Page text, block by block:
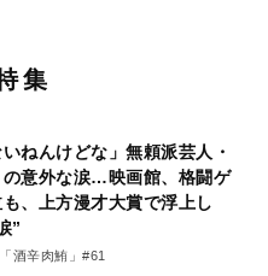
集
いねんけどな」無頼派芸人・
の意外な涙…映画館、格闘ゲ
、上方漫才大賞で浮上し
”
酒辛肉鮪」#61